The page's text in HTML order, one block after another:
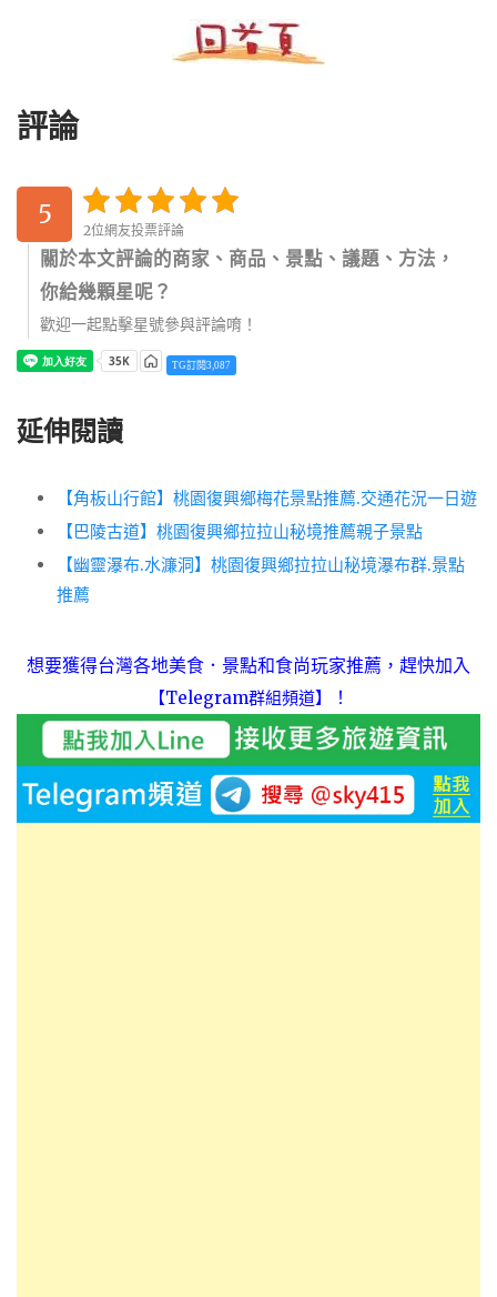
評論
5
2位網友投票評論
關於本文評論的商家、商品、景點、議題、方法，
你給幾顆星呢？
歡迎一起點擊星號參與評論唷！
TG訂閱3,087
延伸閱讀
【角板山行館】桃園復興鄉梅花景點推薦.交通花況一日遊
【巴陵古道】桃園復興鄉拉拉山秘境推薦親子景點
【幽靈瀑布.水濂洞】桃園復興鄉拉拉山秘境瀑布群.景點
推薦
想要獲得台灣各地美食．景點和食尚玩家推薦，趕快加入
【Telegram群組頻道】 ！